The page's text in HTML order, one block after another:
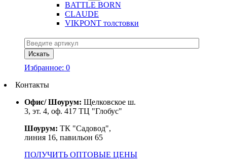
BATTLE BORN
CLAUDE
VIKPONT толстовки
Избранное: 0
Контакты
Офис/ Шоурум: Щелковское ш.
3, эт. 4, оф. 417 ТЦ "Глобус"
Шоурум: ТК "Садовод",
линия 16, павильон 65
ПОЛУЧИТЬ ОПТОВЫЕ ЦЕНЫ